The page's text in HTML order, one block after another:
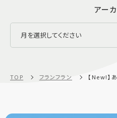
アー
TOP フランフラン 【New!】